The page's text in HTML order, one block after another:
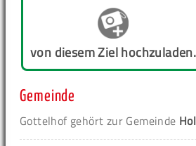
von diesem Ziel hochzuladen.
Gemeinde
Gottelhof gehört zur Gemeinde